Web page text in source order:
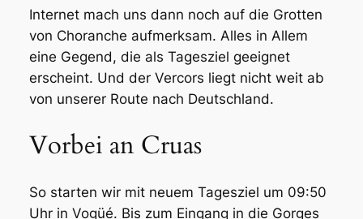
Internet mach uns dann noch auf die Grotten
von Choranche aufmerksam. Alles in Allem
eine Gegend, die als Tagesziel geeignet
erscheint. Und der Vercors liegt nicht weit ab
von unserer Route nach Deutschland.
Vorbei an Cruas
So starten wir mit neuem Tagesziel um 09:50
Uhr in Vogüé. Bis zum Eingang in die Gorges